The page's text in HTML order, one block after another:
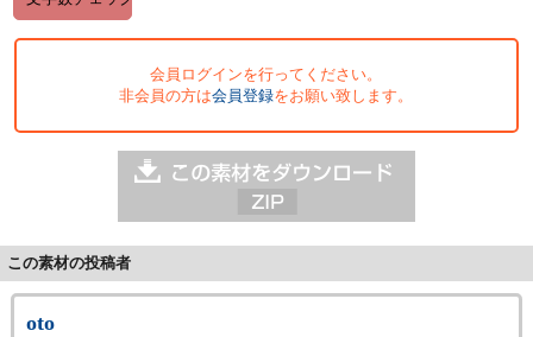
会員ログインを行ってください。
非会員の方は会員登録をお願い致します。
この素材の投稿者
oto